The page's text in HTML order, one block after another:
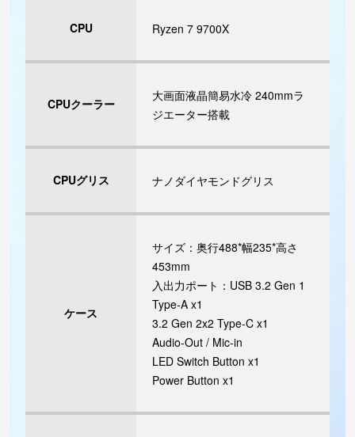
CPU Ryzen 7 9700X
CPUクーラー
大画面液晶簡易水冷 240mmラ
ジエーター搭載
CPUグリス ナノダイヤモンドグリス
ケース
サイズ：奥行488*幅235*高さ
453mm
入出力ポート：USB 3.2 Gen 1
Type-A x1
3.2 Gen 2x2 Type-C x1
Audio-Out / Mic-in
LED Switch Button x1
Power Button x1